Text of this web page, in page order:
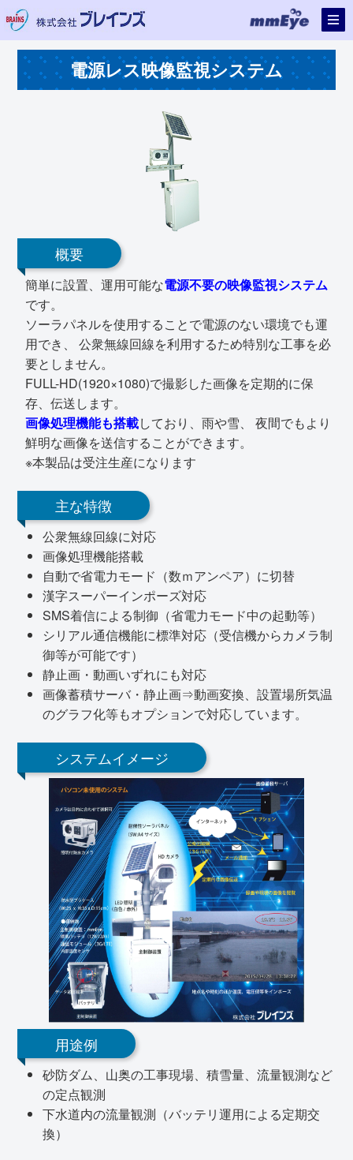
電源レス映像監視システム
概要
簡単に設置、運用可能な電源不要の映像監視システム
です。
ソーラパネルを使用することで電源のない環境でも運
用でき、 公衆無線回線を利用するため特別な工事を必
要としません。
FULL-HD(1920×1080)で撮影した画像を定期的に保
存、伝送します。
画像処理機能も搭載しており、雨や雪、 夜間でもより
鮮明な画像を送信することができます。
※本製品は受注生産になります
主な特徴
公衆無線回線に対応
画像処理機能搭載
自動で省電力モード（数ｍアンペア）に切替
漢字スーパーインポーズ対応
SMS着信による制御（省電力モード中の起動等）
シリアル通信機能に標準対応（受信機からカメラ制
御等が可能です）
静止画・動画いずれにも対応
画像蓄積サーバ・静止画⇒動画変換、設置場所気温
のグラフ化等もオプションで対応しています。
システムイメージ
用途例
砂防ダム、山奥の工事現場、積雪量、流量観測など
の定点観測
下水道内の流量観測（バッテリ運用による定期交
換）